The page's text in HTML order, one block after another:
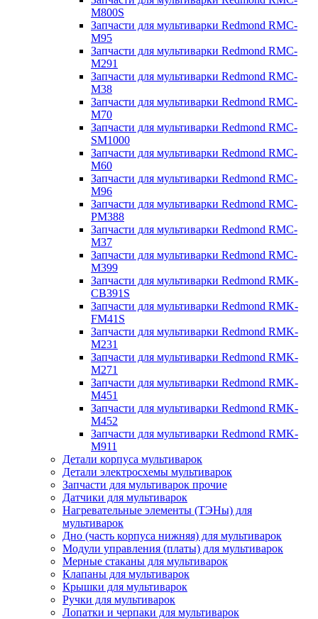
M800S
Запчасти для мультиварки Redmond RMC-
M95
Запчасти для мультиварки Redmond RMC-
M291
Запчасти для мультиварки Redmond RMC-
M38
Запчасти для мультиварки Redmond RMC-
M70
Запчасти для мультиварки Redmond RMC-
SM1000
Запчасти для мультиварки Redmond RMC-
M60
Запчасти для мультиварки Redmond RMC-
M96
Запчасти для мультиварки Redmond RMC-
PM388
Запчасти для мультиварки Redmond RMC-
M37
Запчасти для мультиварки Redmond RMC-
M399
Запчасти для мультиварки Redmond RMK-
CB391S
Запчасти для мультиварки Redmond RMK-
FM41S
Запчасти для мультиварки Redmond RMK-
M231
Запчасти для мультиварки Redmond RMK-
M271
Запчасти для мультиварки Redmond RMK-
M451
Запчасти для мультиварки Redmond RMK-
M452
Запчасти для мультиварки Redmond RMK-
M911
Детали корпуса мультиварок
Детали электросхемы мультиварок
Запчасти для мультиварок прочие
Датчики для мультиварок
Нагревательные элементы (ТЭНы) для
мультиварок
Дно (часть корпуса нижняя) для мультиварок
Модули управления (платы) для мультиварок
Мерные стаканы для мультиварок
Клапаны для мультиварок
Крышки для мультиварок
Ручки для мультиварок
Лопатки и черпаки для мультиварок